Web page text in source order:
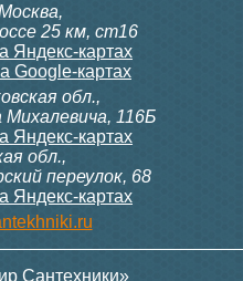
25 км, ст16
Яндекс-картах
Google-картах
обл.,
Михалевича, 116Б
Яндекс-картах
обл.,
переулок, 68
Яндекс-картах
Сантехники»